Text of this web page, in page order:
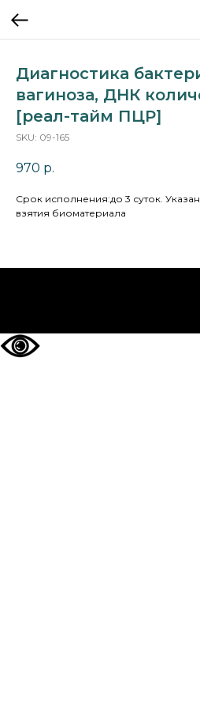
Диагностика
вагиноза, ДНК
[реал-тайм ПЦР]
SKU: 09-165
970 р.
Cрок исполнения:до 3 суток.
взятия биоматериала